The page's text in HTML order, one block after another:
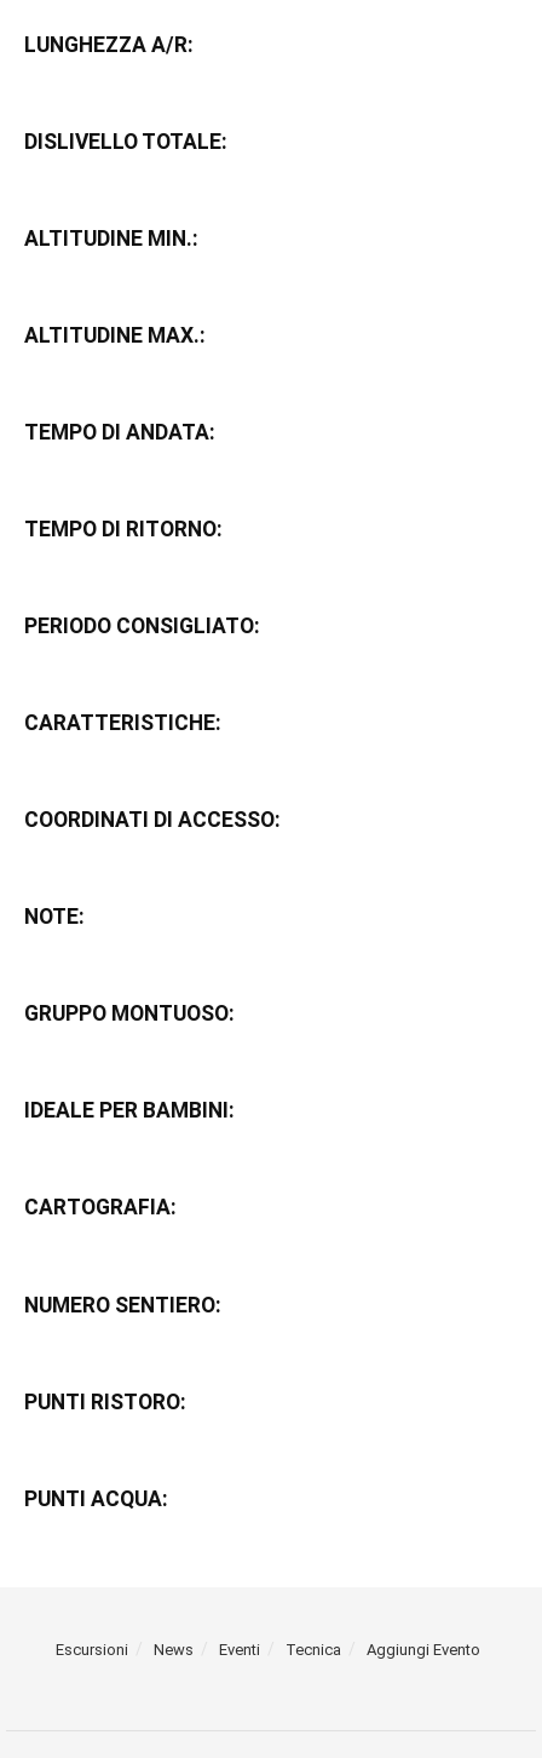
LUNGHEZZA A/R:
DISLIVELLO TOTALE:
ALTITUDINE MIN.:
ALTITUDINE MAX.:
TEMPO DI ANDATA:
TEMPO DI RITORNO:
PERIODO CONSIGLIATO:
CARATTERISTICHE:
COORDINATI DI ACCESSO:
NOTE:
GRUPPO MONTUOSO:
IDEALE PER BAMBINI:
CARTOGRAFIA:
NUMERO SENTIERO:
PUNTI RISTORO:
PUNTI ACQUA:
Escursioni News Eventi Tecnica Aggiungi Evento